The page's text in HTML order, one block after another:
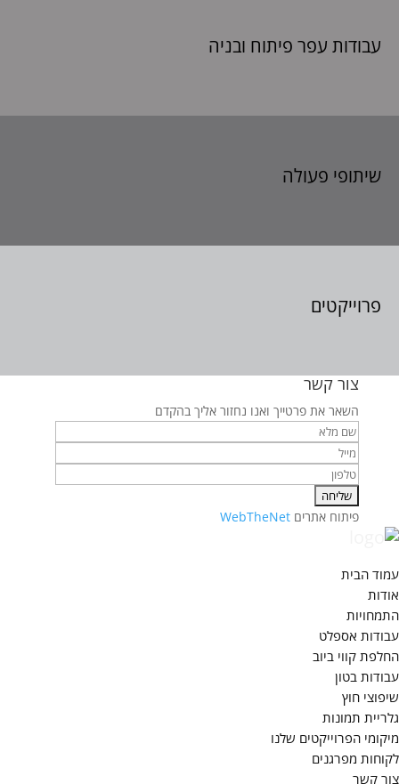
עבודות עפר פיתוח ובניה
שיתופי פעולה
פרוייקטים
צור קשר
השאר את פרטייך ואנו נחזור אליך בהקדם
פיתוח אתרים WebTheNet
עמוד הבית
אודות
התמחויות
עבודות אספלט
החלפת קווי ביוב
עבודות בטון
שיפוצי חוץ
גלריית תמונות
מיקומי הפרוייקטים שלנו
לקוחות מפרגנים
צור קשר